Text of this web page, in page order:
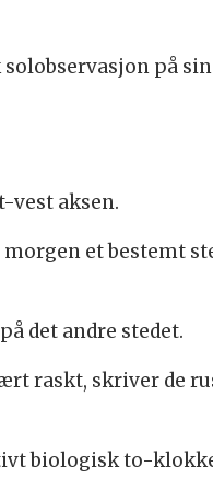
på
vest aksen.
et bestemt
det andre stedet.
raskt, skriver de
biologisk to-